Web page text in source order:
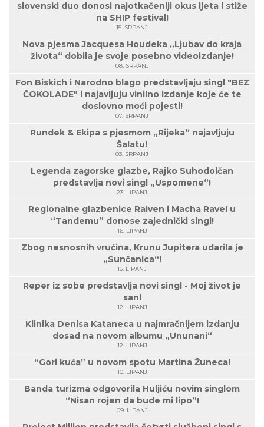
slovenski duo donosi najotkačeniji okus ljeta i stiže
na SHIP festival!
15. SRPANJ
Nova pjesma Jacquesa Houdeka „Ljubav do kraja
života“ dobila je svoje posebno videoizdanje!
08. SRPANJ
Fon Biskich i Narodno blago predstavljaju singl "BEZ
ČOKOLADE" i najavljuju vinilno izdanje koje će te
doslovno moći pojesti!
07. SRPANJ
Rundek & Ekipa s pjesmom „Rijeka“ najavljuju
Šalatu!
03. SRPANJ
Legenda zagorske glazbe, Rajko Suhodolčan
predstavlja novi singl „Uspomene“!
23. LIPANJ
Regionalne glazbenice Raiven i Macha Ravel u
“Tandemu” donose zajednički singl!
16. LIPANJ
Zbog nesnosnih vrućina, Krunu Jupitera udarila je
„Sunčanica“!
15. LIPANJ
Reper iz sobe predstavlja novi singl - Moj život je
san!
12. LIPANJ
Klinika Denisa Kataneca u najmračnijem izdanju
dosad na novom albumu „Ununani“
12. LIPANJ
“Gori kuća” u novom spotu Martina Žuneca!
10. LIPANJ
Banda turizma odgovorila Huljiću novim singlom
“Nisan rojen da bude mi lipo”!
09. LIPANJ